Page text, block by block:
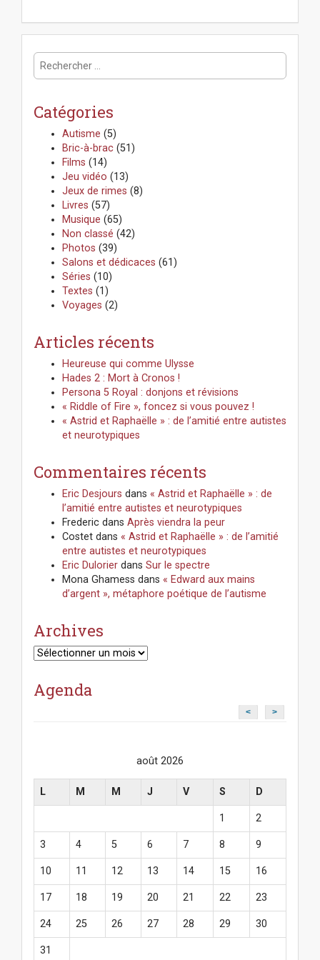
R
e
Catégories
Autisme (5)
Bric-à-brac (51)
Films (14)
Jeu vidéo (13)
Jeux de rimes (8)
Livres (57)
Musique (65)
Non classé (42)
Photos (39)
Salons et dédicaces (61)
Séries (10)
Textes (1)
Voyages (2)
Articles récents
Heureuse qui comme Ulysse
Hades 2 : Mort à Cronos !
Persona 5 Royal : donjons et révisions
« Riddle of Fire », foncez si vous pouvez !
« Astrid et Raphaëlle » : de l’amitié entre autistes
et neurotypiques
Commentaires récents
Eric Desjours dans « Astrid et Raphaëlle » : de
l’amitié entre autistes et neurotypiques
Frederic dans Après viendra la peur
Costet dans « Astrid et Raphaëlle » : de l’amitié
entre autistes et neurotypiques
Eric Dulorier dans Sur le spectre
Mona Ghamess dans « Edward aux mains
d’argent », métaphore poétique de l’autisme
Archives
Archives
Agenda
< >
août 2026
L M M J V S D
1 2
3 4 5 6 7 8 9
10 11 12 13 14 15 16
17 18 19 20 21 22 23
24 25 26 27 28 29 30
31